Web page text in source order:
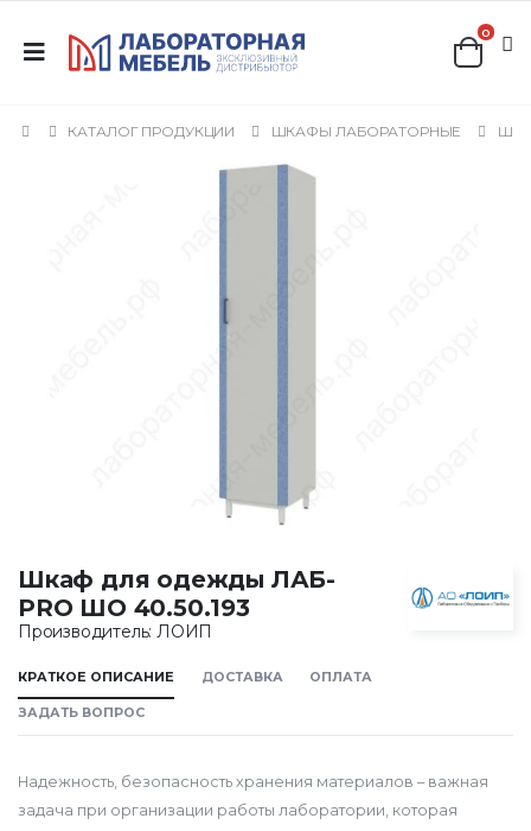
0
КАТАЛОГ ПРОДУКЦИИ ШКАФЫ ЛАБОРАТОРНЫЕ
Шкаф для одежды ЛАБ-
PRO ШО 40.50.193
Производитель: ЛОИП
КРАТКОЕ ОПИСАНИЕ ДОСТАВКА ОПЛАТА
ЗАДАТЬ ВОПРОС
Надежность, безопасность хранения материалов – важная
задача при организации работы лаборатории, которая